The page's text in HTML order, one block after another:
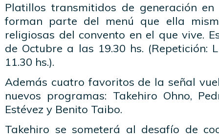
Platillos transmitidos de generación en
forman parte del menú que ella
religiosas del convento en el que vive.
de Octubre a las 19.30 hs. (Repetición:
11.30 hs.).
Además cuatro favoritos de la señal
nuevos programas: Takehiro Ohno,
Estévez y Benito Taibo.
Takehiro se someterá al desafío de